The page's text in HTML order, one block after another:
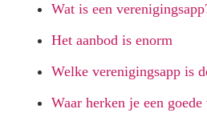
Wat is een
Het aanbod is enorm
Welke verenigingsapp is
Waar herken je een